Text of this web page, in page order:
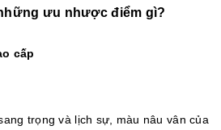
ưu nhược điểm gì?
cấp
trọng và lịch sự, màu nâu vân của